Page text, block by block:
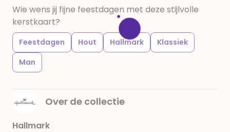
Wie wens jij fijne feestdagen met deze stijlvolle
kerstkaart?
Feestdagen Hout Hallmark
Klassiek
Man
Over de collectie
Hallmark